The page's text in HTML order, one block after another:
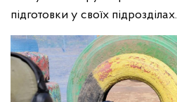
підготовки у своїх підрозділах.